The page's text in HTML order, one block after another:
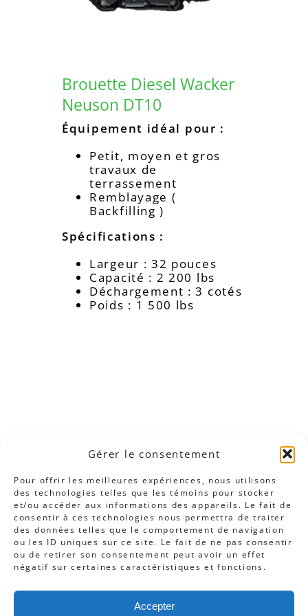
Gérer le consentement
Pour offrir les meilleures expériences, nous utilisons
des technologies telles que les témoins pour stocker
et/ou accéder aux informations des appareils. Le fait de
consentir à ces technologies nous permettra de traiter
des données telles que le comportement de navigation
ou les ID uniques sur ce site. Le fait de ne pas consentir
ou de retirer son consentement peut avoir un effet
négatif sur certaines caractéristiques et fonctions.
Accepter
Brouette Diesel Wacker
Neuson DT10
Équipement idéal pour :
Petit, moyen et gros
travaux de
terrassement
Remblayage (
Backfilling )
Spécifications :
Largeur : 32 pouces
Capacité : 2 200 lbs
Déchargement : 3 cotés
Poids : 1 500 lbs
Cliquez pour accepter les témoins